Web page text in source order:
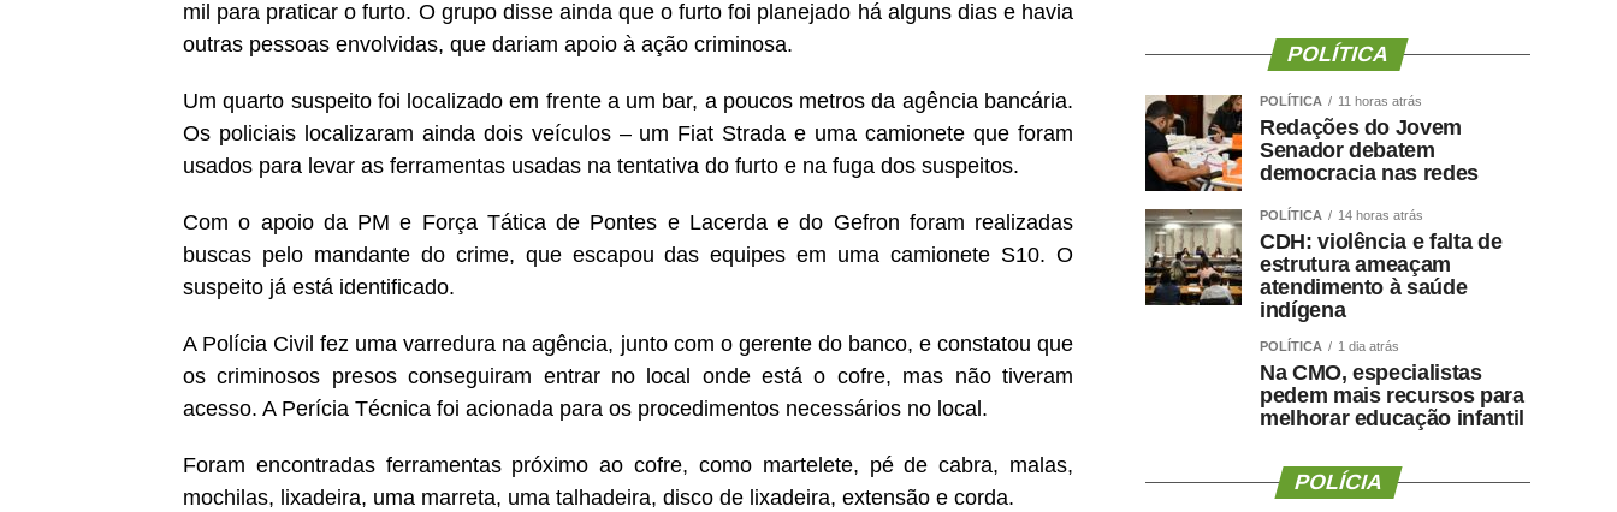
mil para praticar o furto. O grupo disse ainda que o furto foi planejado há alguns dias e havia
outras pessoas envolvidas, que dariam apoio à ação criminosa.
Um quarto suspeito foi localizado em frente a um bar, a poucos metros da agência bancária.
Os policiais localizaram ainda dois veículos – um Fiat Strada e uma camionete que foram
usados para levar as ferramentas usadas na tentativa do furto e na fuga dos suspeitos.
Com o apoio da PM e Força Tática de Pontes e Lacerda e do Gefron foram realizadas
buscas pelo mandante do crime, que escapou das equipes em uma camionete S10. O
suspeito já está identificado.
A Polícia Civil fez uma varredura na agência, junto com o gerente do banco, e constatou que
os criminosos presos conseguiram entrar no local onde está o cofre, mas não tiveram
acesso. A Perícia Técnica foi acionada para os procedimentos necessários no local.
Foram encontradas ferramentas próximo ao cofre, como martelete, pé de cabra, malas,
mochilas, lixadeira, uma marreta, uma talhadeira, disco de lixadeira, extensão e corda.
POLÍTICA
POLÍTICA 11 horas atrás
Redações do Jovem
Senador debatem
democracia nas redes
POLÍTICA 14 horas atrás
CDH: violência e falta de
estrutura ameaçam
atendimento à saúde
indígena
POLÍTICA 1 dia atrás
Na CMO, especialistas
pedem mais recursos para
melhorar educação infantil
POLÍCIA